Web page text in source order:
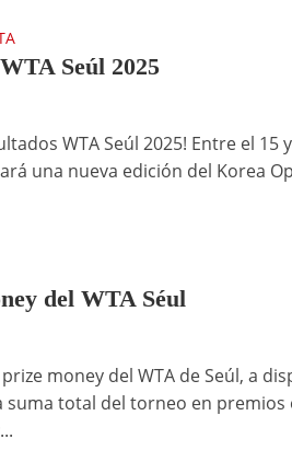
Seúl 2025
WTA Seúl 2025! Entre el
una nueva edición del Korea
del WTA Séul
money del WTA de Seúl, a
suma total del torneo en premios